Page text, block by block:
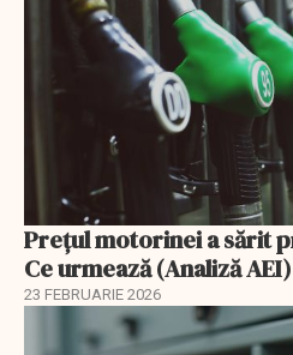
Prețul motorinei a sărit
Ce urmează (Analiză AEI)
23 FEBRUARIE 2026